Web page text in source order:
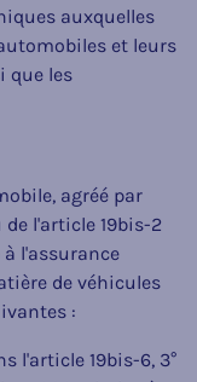
auxquelles
et leurs
que les
agréé par
l'article 19bis-2
à l'assurance
de véhicules
:
l'article 19bis-6, 3°